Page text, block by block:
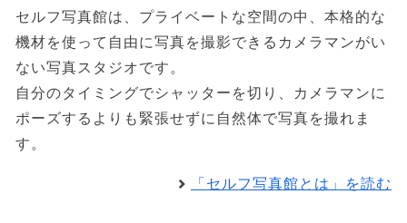
セルフ写真館は、プライベートな空間の中、本格的な
機材を使って自由に写真を撮影できるカメラマンがい
ない写真スタジオです。
自分のタイミングでシャッターを切り、カメラマンに
ポーズするよりも緊張せずに自然体で写真を撮れま
す。
「セルフ写真館とは」を読む